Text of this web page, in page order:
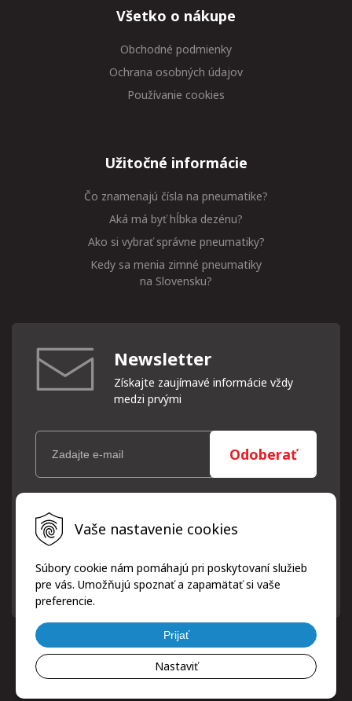
Vaše nastavenie cookies
Súbory cookie nám pomáhajú pri poskytovaní služieb
pre vás. Umožňujú spoznať a zapamätať si vaše
preferencie.
Prijať
Nastaviť
Všetko o nákupe
Obchodné podmienky
Ochrana osobných údajov
Používanie cookies
Užitočné informácie
Čo znamenajú čísla na pneumatike?
Aká má byť hĺbka dezénu?
Ako si vybrať správne pneumatiky?
Kedy sa menia zimné pneumatiky
na Slovensku?
Newsletter
Získajte zaujímavé informácie vždy
medzi prvými
Odoberať
Vaše osobné údaje (email) budeme spracovávať len za týmto
účelom v súlade s platnou legislatívou a zásadami ochrany
osobných údajov. Súhlas potvrdíte kliknutím na odkaz, ktorý
písomne, emailom alebo kliknutím na odkaz z ktoréhokoľvek
informačného emailu.
© 2026 ProfiPneuServis!